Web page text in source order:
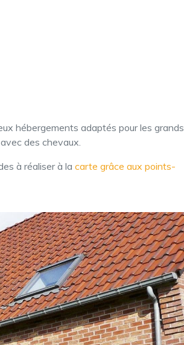
hébergements adaptés pour les grands
des chevaux.
à réaliser à la carte grâce aux points-